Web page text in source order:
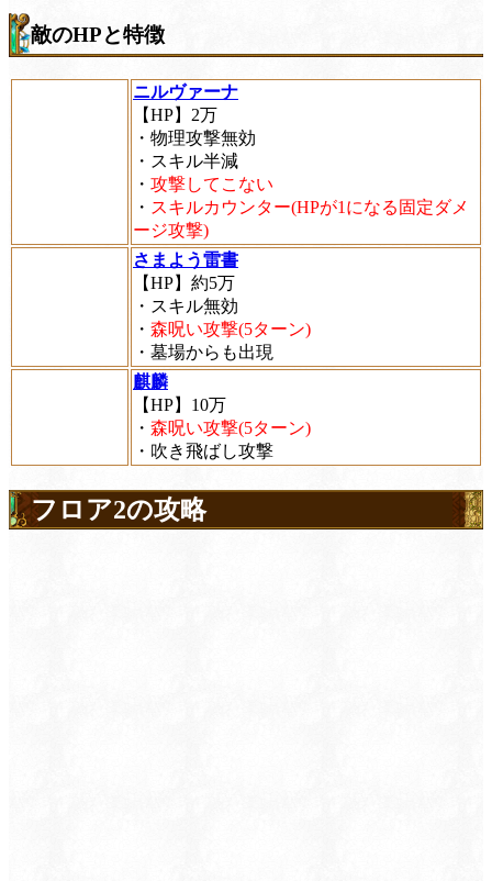
敵のHPと特徴
ニルヴァーナ
【HP】2万
・物理攻撃無効
・スキル半減
・ 攻撃してこない
・ スキルカウンター(HPが1になる固定ダメ
ージ攻撃)
さまよう雷書
【HP】約5万
・スキル無効
・ 森呪い攻撃(5ターン)
・墓場からも出現
麒麟
【HP】10万
・ 森呪い攻撃(5ターン)
・吹き飛ばし攻撃
フロア2の攻略